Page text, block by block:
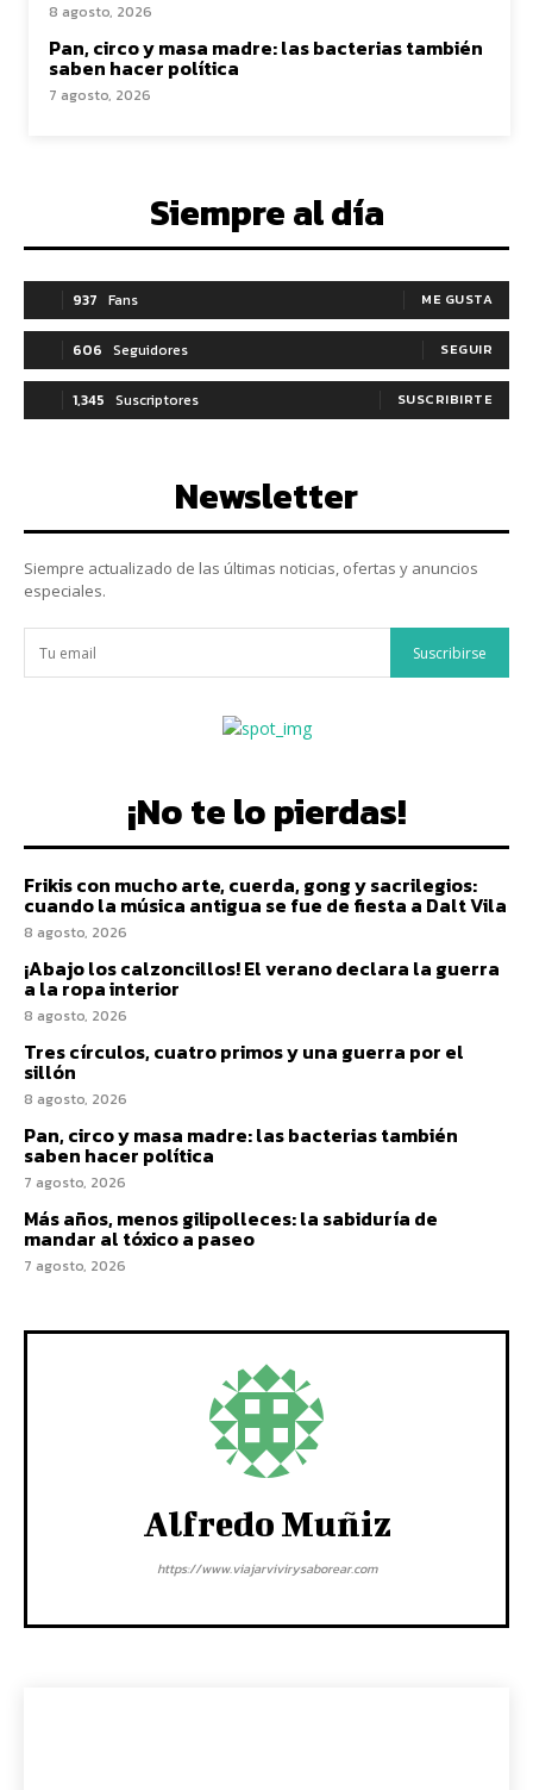
8 agosto, 2026
Pan, circo y masa madre: las bacterias también
saben hacer política
7 agosto, 2026
Siempre al día
937 Fans ME GUSTA
606 Seguidores SEGUIR
1,345 Suscriptores SUSCRIBIRTE
Newsletter
Siempre actualizado de las últimas noticias, ofertas y anuncios
especiales.
Suscribirse
¡No te lo pierdas!
Frikis con mucho arte, cuerda, gong y sacrilegios:
cuando la música antigua se fue de fiesta a Dalt Vila
8 agosto, 2026
¡Abajo los calzoncillos! El verano declara la guerra
a la ropa interior
8 agosto, 2026
Tres círculos, cuatro primos y una guerra por el
sillón
8 agosto, 2026
Pan, circo y masa madre: las bacterias también
saben hacer política
7 agosto, 2026
Más años, menos gilipolleces: la sabiduría de
mandar al tóxico a paseo
7 agosto, 2026
Alfredo Muñiz
https://www.viajarvivirysaborear.com